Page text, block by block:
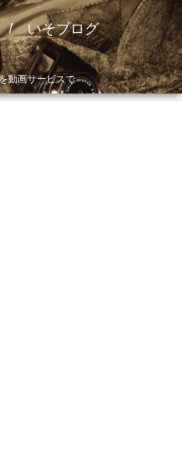
/ いそブログ
動画サービスで